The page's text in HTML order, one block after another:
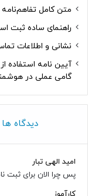
متن کامل
راهنمای ساده ثبت
نشانی و اطلاعات
آیین نامه استفاده
گامی عملی در
دیدگاه ها
امید الهی تبار
پس چرا الان برای ثبت